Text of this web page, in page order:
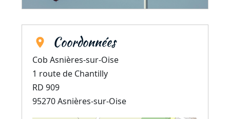
Coordonnées
Cob Asnières-sur-Oise
1 route de Chantilly
RD 909
95270Asnières-sur-Oise